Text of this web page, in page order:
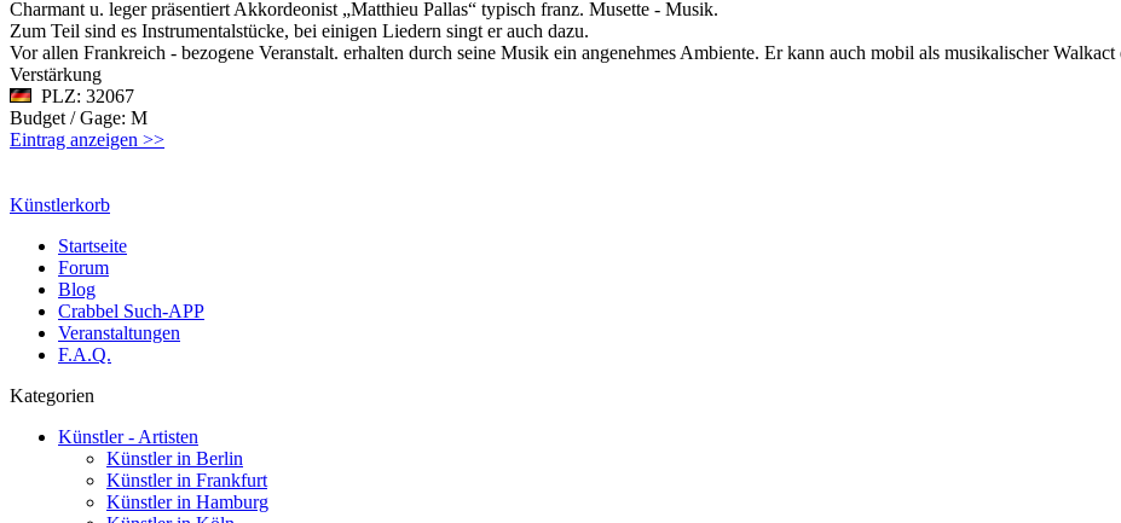
Charmant u. leger präsentiert Akkordeonist „Matthieu Pallas“ typisch franz. Musette - Musik.
Zum Teil sind es Instrumentalstücke, bei einigen Liedern singt er auch dazu.
Vor allen Frankreich - bezogene Veranstalt. erhalten durch seine Musik ein angenehmes Ambiente. Er kann auch mobil als musikalischer
Verstärkung
PLZ: 32067
Budget / Gage: M
Eintrag anzeigen >>
Künstlerkorb
Startseite
Forum
Blog
Crabbel Such-APP
Veranstaltungen
F.A.Q.
Kategorien
Künstler - Artisten
Künstler in Berlin
Künstler in Frankfurt
Künstler in Hamburg